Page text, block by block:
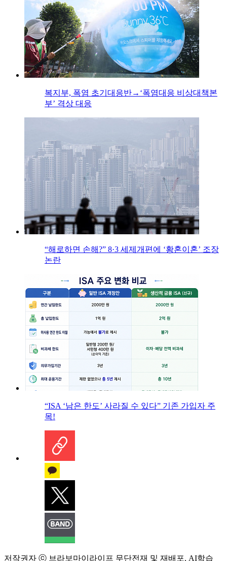
복지부, 폭염 초기대응반→‘폭염대응 비상대책본
부’ 격상 대응
“해로하면 손해?” 8·3 세제개편에 ‘황혼이혼’ 조장
논란
“ISA ‘남은 한도’ 사라질 수 있다” 기존 가입자 주
목!
저작권자 ⓒ 브라보마이라이프 무단전재 및 재배포, AI학습